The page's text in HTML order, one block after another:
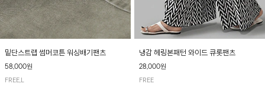
밑단스트랩 썸머코튼 워싱배기팬츠
58,000원
FREE,L
냉감 헤링본패턴 와이드 큐롯팬츠
28,000원
FREE